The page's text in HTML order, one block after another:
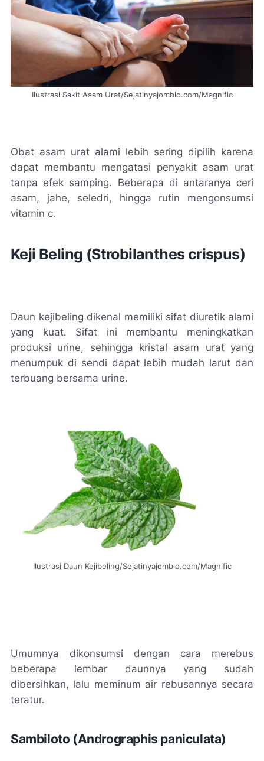
Ilustrasi Sakit Asam Urat/Sejatinyajomblo.com/Magnific
Obat asam urat alami lebih sering dipilih karena
dapat membantu mengatasi penyakit asam urat
tanpa efek samping. Beberapa di antaranya ceri
asam, jahe, seledri, hingga rutin mengonsumsi
vitamin c.
Keji Beling (Strobilanthes crispus)
Daun kejibeling dikenal memiliki sifat diuretik alami
yang kuat. Sifat ini membantu meningkatkan
produksi urine, sehingga kristal asam urat yang
menumpuk di sendi dapat lebih mudah larut dan
terbuang bersama urine.
Ilustrasi Daun Kejibeling/Sejatinyajomblo.com/Magnific
Umumnya dikonsumsi dengan cara merebus
beberapa lembar daunnya yang sudah
dibersihkan, lalu meminum air rebusannya secara
teratur.
Sambiloto (Andrographis paniculata)